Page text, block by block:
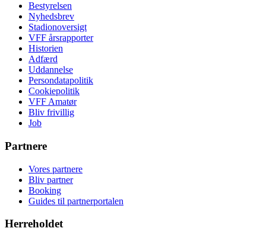
Bestyrelsen
Nyhedsbrev
Stadionoversigt
VFF årsrapporter
Historien
Adfærd
Uddannelse
Persondatapolitik
Cookiepolitik
VFF Amatør
Bliv frivillig
Job
Partnere
Vores partnere
Bliv partner
Booking
Guides til partnerportalen
Herreholdet